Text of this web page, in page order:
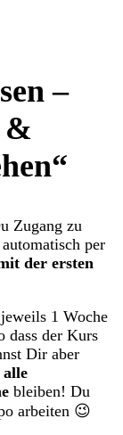
–
&
Zugang zu
per
der ersten
1 Woche
dass der Kurs
Dir aber
alle
bleiben! Du
arbeiten 😉